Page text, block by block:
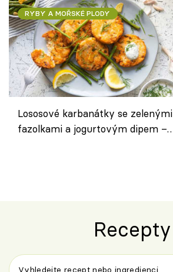
RYBY A MOŘSKÉ PLODY
Lososové karbanátky se zelenými
fazolkami a jogurtovým dipem –
Recepty